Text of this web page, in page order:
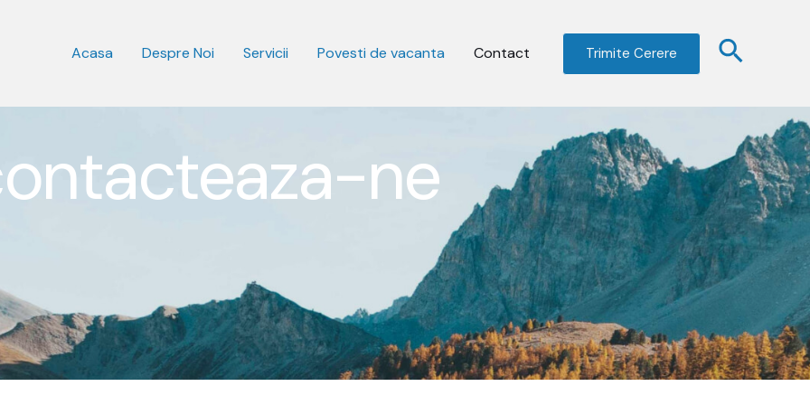
Acasa Despre Noi Servicii Povesti de vacanta Contact Trimite Cerere
ne